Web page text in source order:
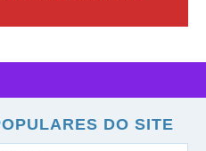
DO SITE